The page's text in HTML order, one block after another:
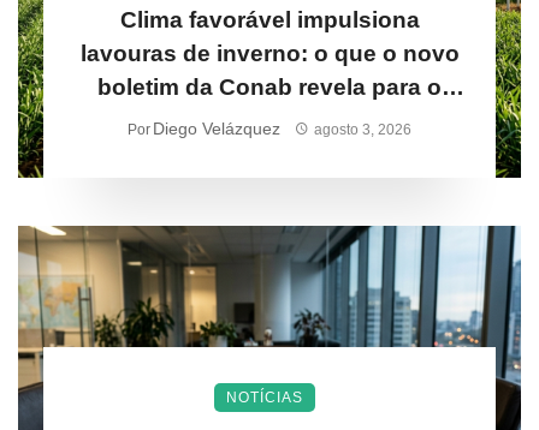
Clima favorável impulsiona
lavouras de inverno: o que o novo
boletim da Conab revela para o
produtor rural
Por Diego Velázquez agosto 3, 2026
NOTÍCIAS